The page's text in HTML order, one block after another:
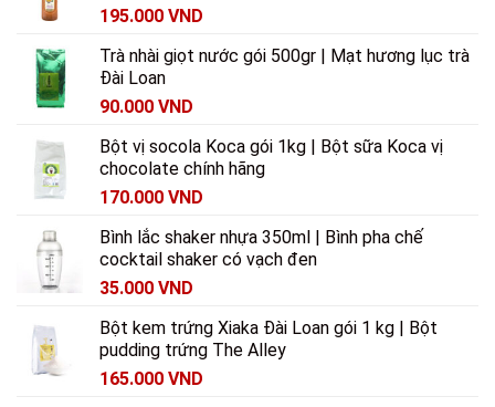
195.000 VND
Trà nhài giọt nước gói 500gr | Mạt hương lục trà
Đài Loan
90.000 VND
Bột vị socola Koca gói 1kg | Bột sữa Koca vị
chocolate chính hãng
170.000 VND
Bình lắc shaker nhựa 350ml | Bình pha chế
cocktail shaker có vạch đen
35.000 VND
Bột kem trứng Xiaka Đài Loan gói 1 kg | Bột
pudding trứng The Alley
165.000 VND